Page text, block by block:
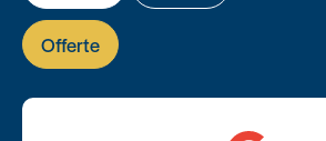
Offerte